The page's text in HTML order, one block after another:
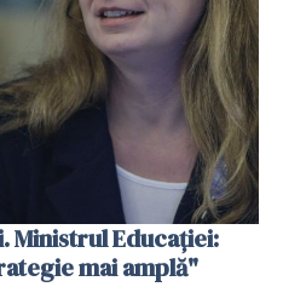
Ministrul Educației:
mai amplă"